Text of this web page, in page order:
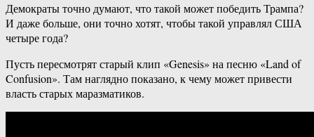
Демократы точно думают, что такой может победить Трампа?
И даже больше, они точно хотят, чтобы такой управлял США
четыре года?
Пусть пересмотрят старый клип «Genesis» на песню «Land of
Confusion». Там наглядно показано, к чему может привести
власть старых маразматиков.